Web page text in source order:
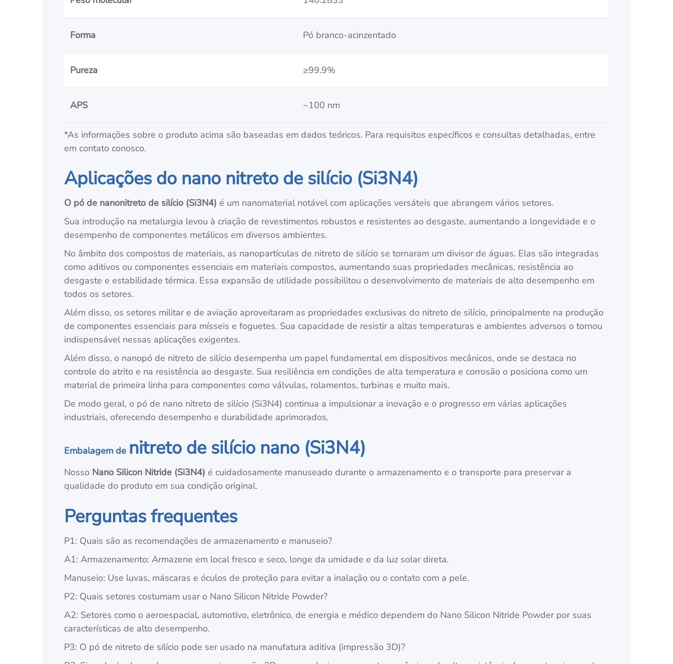
Forma Pó branco-acinzentado
Pureza ≥99.9%
APS ~100 nm
*As informações sobre o produto acima são baseadas em dados teóricos. Para requisitos específicos e consultas detalhadas, entre
em contato conosco.
Aplicações do nano nitreto de silício (Si3N4)
O pó de nanonitreto de silício (Si3N4) é um nanomaterial notável com aplicações versáteis que abrangem vários setores.
Sua introdução na metalurgia levou à criação de revestimentos robustos e resistentes ao desgaste, aumentando a longevidade e o
desempenho de componentes metálicos em diversos ambientes.
No âmbito dos compostos de materiais, as nanopartículas de nitreto de silício se tornaram um divisor de águas. Elas são integradas
como aditivos ou componentes essenciais em materiais compostos, aumentando suas propriedades mecânicas, resistência ao
desgaste e estabilidade térmica. Essa expansão de utilidade possibilitou o desenvolvimento de materiais de alto desempenho em
todos os setores.
Além disso, os setores militar e de aviação aproveitaram as propriedades exclusivas do nitreto de silício, principalmente na produção
de componentes essenciais para mísseis e foguetes. Sua capacidade de resistir a altas temperaturas e ambientes adversos o tornou
indispensável nessas aplicações exigentes.
Além disso, o nanopó de nitreto de silício desempenha um papel fundamental em dispositivos mecânicos, onde se destaca no
controle do atrito e na resistência ao desgaste. Sua resiliência em condições de alta temperatura e corrosão o posiciona como um
material de primeira linha para componentes como válvulas, rolamentos, turbinas e muito mais.
De modo geral, o pó de nano nitreto de silício (Si3N4) continua a impulsionar a inovação e o progresso em várias aplicações
industriais, oferecendo desempenho e durabilidade aprimorados.
Embalagem de nitreto de silício nano (Si3N4)
Nosso Nano Silicon Nitride (Si3N4) é cuidadosamente manuseado durante o armazenamento e o transporte para preservar a
qualidade do produto em sua condição original.
Perguntas frequentes
P1: Quais são as recomendações de armazenamento e manuseio?
A1: Armazenamento: Armazene em local fresco e seco, longe da umidade e da luz solar direta.
Manuseio: Use luvas, máscaras e óculos de proteção para evitar a inalação ou o contato com a pele.
P2: Quais setores costumam usar o Nano Silicon Nitride Powder?
A2: Setores como o aeroespacial, automotivo, eletrônico, de energia e médico dependem do Nano Silicon Nitride Powder por suas
características de alto desempenho.
P3: O pó de nitreto de silício pode ser usado na manufatura aditiva (impressão 3D)?